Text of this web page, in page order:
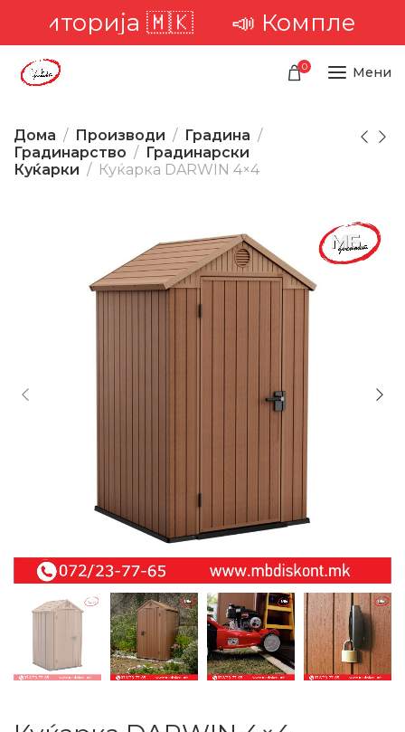
🇲🇰📣 Комплетна
0 Мени
Дома Производи
Градина
Градинарство
Градинарски
Куќарки
Куќарка DARWIN 4×4